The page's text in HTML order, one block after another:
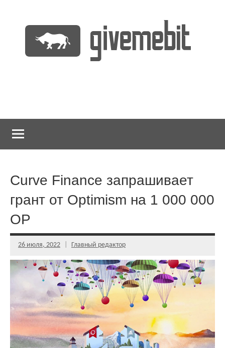
содержимому
Curve Finance запрашивает
грант от Optimism на 1 000 000
OP
26 июля, 2022 Главный редактор